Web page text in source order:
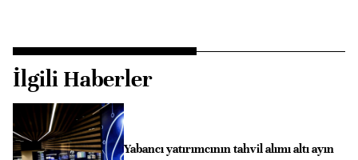
İlgili Haberler
Yabancı yatırımcının tahvil alımı altı ayın